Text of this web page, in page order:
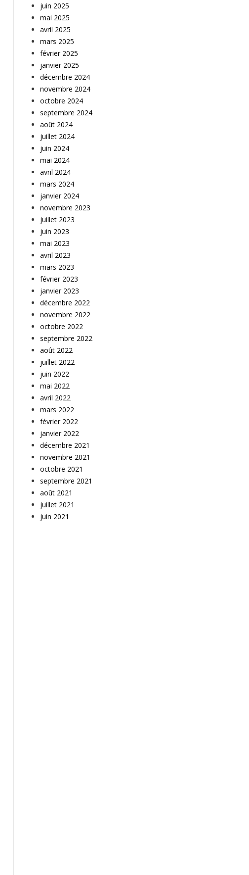
juin 2025
mai 2025
avril 2025
mars 2025
février 2025
janvier 2025
décembre 2024
novembre 2024
octobre 2024
septembre 2024
août 2024
juillet 2024
juin 2024
mai 2024
avril 2024
mars 2024
janvier 2024
novembre 2023
juillet 2023
juin 2023
mai 2023
avril 2023
mars 2023
février 2023
janvier 2023
décembre 2022
novembre 2022
octobre 2022
septembre 2022
août 2022
juillet 2022
juin 2022
mai 2022
avril 2022
mars 2022
février 2022
janvier 2022
décembre 2021
novembre 2021
octobre 2021
septembre 2021
août 2021
juillet 2021
juin 2021